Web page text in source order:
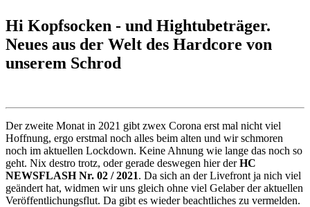
Hi Kopfsocken - und Hightubeträger.
Neues aus der Welt des Hardcore von
unserem Schrod
Der zweite Monat in 2021 gibt zwex Corona erst mal nicht viel
Hoffnung, ergo erstmal noch alles beim alten und wir schmoren
noch im aktuellen Lockdown. Keine Ahnung wie lange das noch so
geht. Nix destro trotz, oder gerade deswegen hier derHC
NEWSFLASH Nr. 02 / 2021. Da sich an der Livefront ja nich viel
geändert hat, widmen wir uns gleich ohne viel Gelaber der aktuellen
Veröffentlichungsflut. Da gibt es wieder beachtliches zu vermelden.